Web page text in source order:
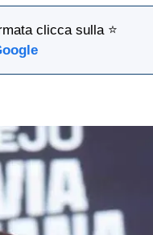
clicca sulla ⭐